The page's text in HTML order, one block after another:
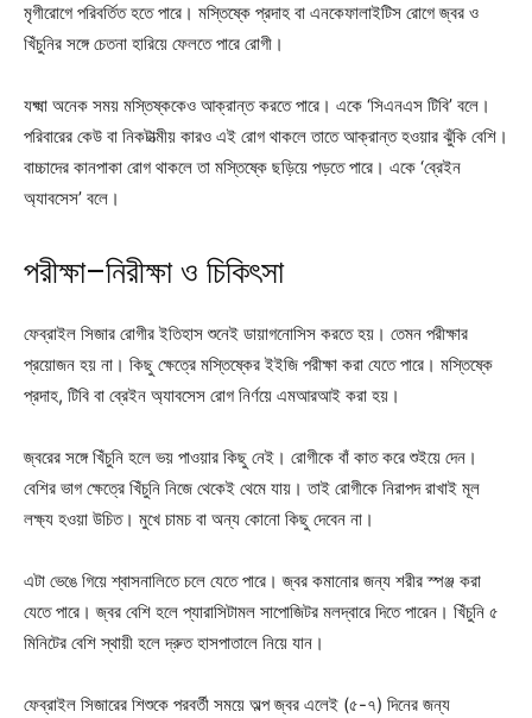
মৃগীরোগে পরিবর্তিত হতে পারে। মস্তিষ্কে প্রদাহ বা এনকেফালাইটিস রোগে জ্বর ও
খিঁচুনির সঙ্গে চেতনা হারিয়ে ফেলতে পারে রোগী।
যক্ষ্মা অনেক সময় মস্তিষ্ককেও আক্রান্ত করতে পারে। একে ‘সিএনএস টিবি’ বলে।
পরিবারের কেউ বা নিকটাত্মীয় কারও এই রোগ থাকলে তাতে আক্রান্ত হওয়ার ঝুঁকি বেশি।
বাচ্চাদের কানপাকা রোগ থাকলে তা মস্তিষ্কে ছড়িয়ে পড়তে পারে। একে ‘ব্রেইন
অ্যাবসেস’ বলে।
পরীক্ষা–নিরীক্ষা ও চিকিৎসা
ফেব্রাইল সিজার রোগীর ইতিহাস শুনেই ডায়াগনোসিস করতে হয়। তেমন পরীক্ষার
প্রয়োজন হয় না। কিছু ক্ষেত্রে মস্তিষ্কের ইইজি পরীক্ষা করা যেতে পারে। মস্তিষ্কে
প্রদাহ, টিবি বা ব্রেইন অ্যাবসেস রোগ নির্ণয়ে এমআরআই করা হয়।
জ্বরের সঙ্গে খিঁচুনি হলে ভয় পাওয়ার কিছু নেই। রোগীকে বাঁ কাত করে শুইয়ে দেন।
বেশির ভাগ ক্ষেত্রে খিঁচুনি নিজে থেকেই থেমে যায়। তাই রোগীকে নিরাপদ রাখাই মূল
লক্ষ্য হওয়া উচিত। মুখে চামচ বা অন্য কোনো কিছু দেবেন না।
এটা ভেঙে গিয়ে শ্বাসনালিতে চলে যেতে পারে। জ্বর কমানোর জন্য শরীর স্পঞ্জ করা
যেতে পারে। জ্বর বেশি হলে প্যারাসিটামল সাপোজিটর মলদ্বারে দিতে পারেন। খিঁচুনি ৫
মিনিটের বেশি স্থায়ী হলে দ্রুত হাসপাতালে নিয়ে যান।
ফেব্রাইল সিজারের শিশুকে পরবর্তী সময়ে অল্প জ্বর এলেই (৫-৭) দিনের জন্য